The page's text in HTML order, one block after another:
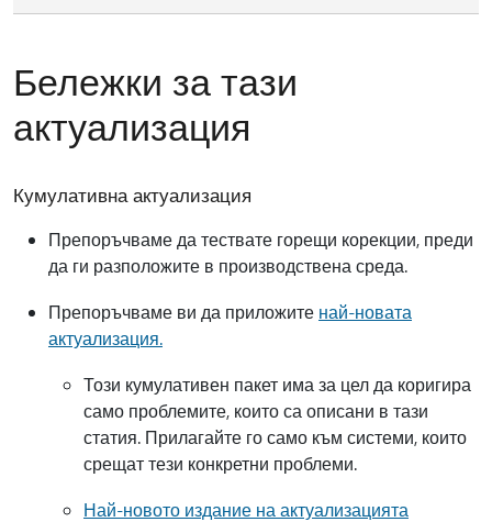
Бележки за тази
актуализация
Кумулативна актуализация
Препоръчваме да тествате горещи корекции, преди
да ги разположите в производствена среда.
Препоръчваме ви да приложите най-новата
актуализация.
Този кумулативен пакет има за цел да коригира
само проблемите, които са описани в тази
статия. Прилагайте го само към системи, които
срещат тези конкретни проблеми.
Най-новото издание на актуализацията